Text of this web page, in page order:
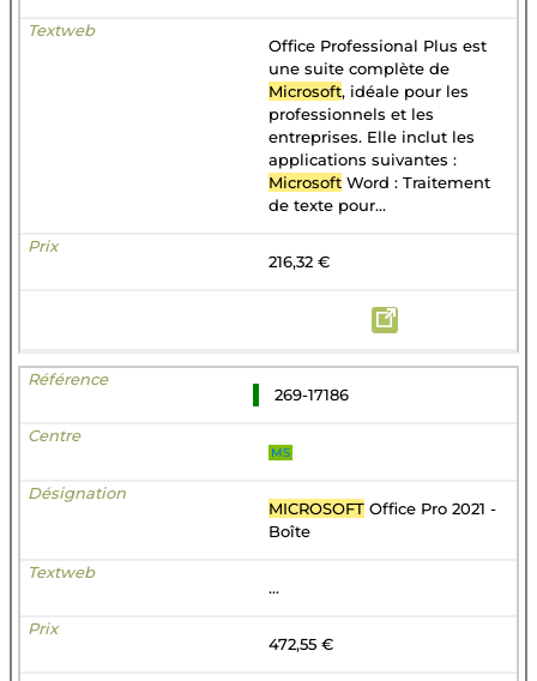
Office Professional Plus est
une suite complète de
Microsoft, idéale pour les
professionnels et les
entreprises. Elle inclut les
applications suivantes :
Microsoft Word : Traitement
de texte pour...
216,32 €
269-17186
MS
MICROSOFT Office Pro 2021 -
Boîte
...
472,55 €